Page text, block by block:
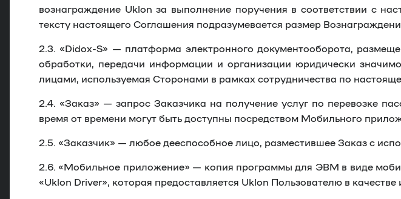
вознаграждение Uklon за выполнение поручения в соответствии с
тексту настоящего Соглашения подразумевается размер
2.3. «Didox-S» — платформа электронного документооборота,
обработки, передачи информации и организации юридически
лицами, используемая Сторонами в рамках сотрудничества по
2.4. «Заказ» — запрос Заказчика на получение услуг по перевозке
время от времени могут быть доступны посредством Мобильного
2.5. «Заказчик» — любое дееспособное лицо, разместившее Заказ с
2.6. «Мобильное приложение» — копия программы для ЭВМ в виде
«Uklon Driver», которая предоставляется Uklon Пользователю в